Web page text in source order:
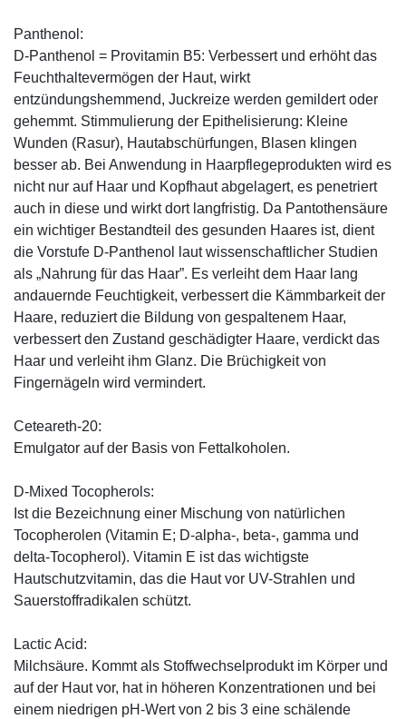
Panthenol:
D-Panthenol = Provitamin B5: Verbessert und erhöht das
Feuchthaltevermögen der Haut, wirkt
entzündungshemmend, Juckreize werden gemildert oder
gehemmt. Stimmulierung der Epithelisierung: Kleine
Wunden (Rasur), Hautabschürfungen, Blasen klingen
besser ab. Bei Anwendung in Haarpflegeprodukten wird es
nicht nur auf Haar und Kopfhaut abgelagert, es penetriert
auch in diese und wirkt dort langfristig. Da Pantothensäure
ein wichtiger Bestandteil des gesunden Haares ist, dient
die Vorstufe D-Panthenol laut wissenschaftlicher Studien
als „Nahrung für das Haar”. Es verleiht dem Haar lang
andauernde Feuchtigkeit, verbessert die Kämmbarkeit der
Haare, reduziert die Bildung von gespaltenem Haar,
verbessert den Zustand geschädigter Haare, verdickt das
Haar und verleiht ihm Glanz. Die Brüchigkeit von
Fingernägeln wird vermindert.
Ceteareth-20:
Emulgator auf der Basis von Fettalkoholen.
D-Mixed Tocopherols:
Ist die Bezeichnung einer Mischung von natürlichen
Tocopherolen (Vitamin E; D-alpha-, beta-, gamma und
delta-Tocopherol). Vitamin E ist das wichtigste
Hautschutzvitamin, das die Haut vor UV-Strahlen und
Sauerstoffradikalen schützt.
Lactic Acid:
Milchsäure. Kommt als Stoffwechselprodukt im Körper und
auf der Haut vor, hat in höheren Konzentrationen und bei
einem niedrigen pH-Wert von 2 bis 3 eine schälende